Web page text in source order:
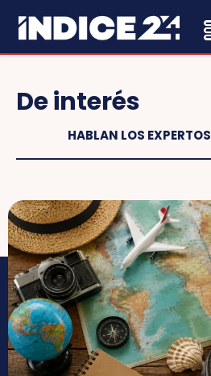
De interés
HABLAN LOS EXPERTOS